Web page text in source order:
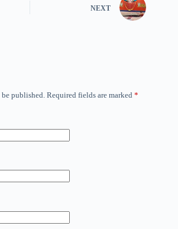
NEXT
published. Required fields are marked *